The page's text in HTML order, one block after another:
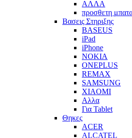
ΑΛΛΑ
προσθετη
Βασεις Στηριξης
BASEUS
iPad
iPhone
NOKIA
ONEPLUS
REMAX
SAMSUNG
XIAOMI
Αλλα
Για Tablet
Θηκες
ACER
ALCATEL